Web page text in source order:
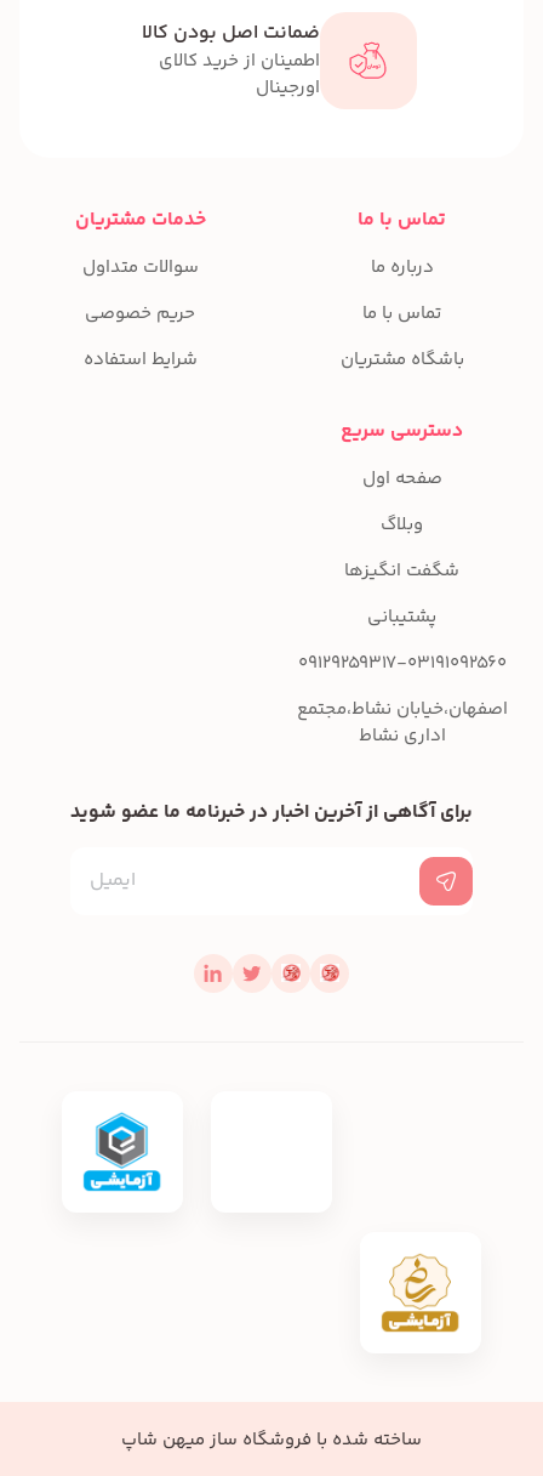
ضمانت اصل بودن کالا
اطمینان از خرید کالای
اورجینال
تماس با ما
درباره ما
تماس با ما
باشگاه مشتریان
خدمات مشتریان
سوالات متداول
حریم خصوصی
شرایط استفاده
دسترسی سریع
صفحه اول
وبلاگ
شگفت انگیزها
پشتیبانی
09129259317-03191092560
اصفهان،خیابان نشاط،مجتمع
اداری نشاط
برای آگاهی از آخرین اخبار در خبرنامه ما عضو شوید
ساخته شده با فروشگاه ساز میهن شاپ